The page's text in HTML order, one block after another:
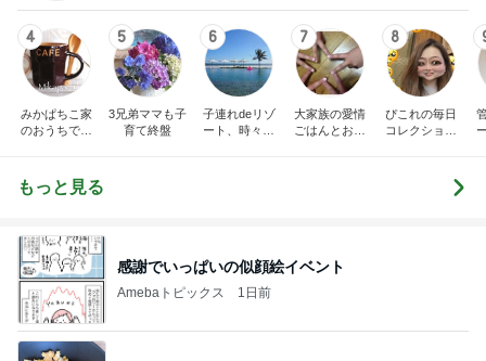
4
みかぱちこ家
のおうちでご
5
3兄弟ママも子
育て終盤
6
子連れdeリゾ
ート、時々キ
7
大家族の愛情
ごはんとお弁
8
ぴこれの毎日
コレクション
もっと見る
感謝でいっぱいの似顔絵イベント
Amebaトピックス 1日前